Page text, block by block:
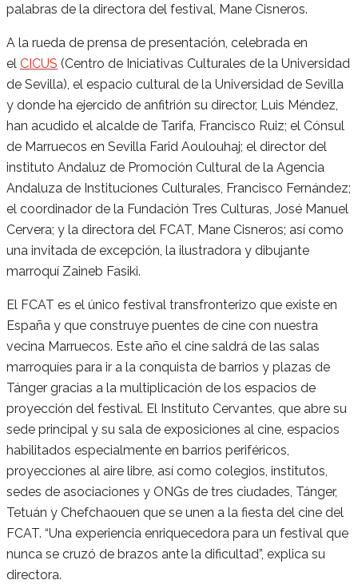
palabras de la directora del festival, Mane Cisneros.
A la rueda de prensa de presentación, celebrada en
el CICUS (Centro de Iniciativas Culturales de la Universidad
de Sevilla), el espacio cultural de la Universidad de Sevilla
y donde ha ejercido de anfitrión su director, Luis Méndez,
han acudido el alcalde de Tarifa, Francisco Ruiz; el Cónsul
de Marruecos en Sevilla Farid Aoulouhaj; el director del
instituto Andaluz de Promoción Cultural de la Agencia
Andaluza de Instituciones Culturales, Francisco Fernández;
el coordinador de la Fundación Tres Culturas, José Manuel
Cervera; y la directora del FCAT, Mane Cisneros; así como
una invitada de excepción, la ilustradora y dibujante
marroquí Zaineb Fasiki.
El FCAT es el único festival transfronterizo que existe en
España y que construye puentes de cine con nuestra
vecina Marruecos. Este año el cine saldrá de las salas
marroquíes para ir a la conquista de barrios y plazas de
Tánger gracias a la multiplicación de los espacios de
proyección del festival. El Instituto Cervantes, que abre su
sede principal y su sala de exposiciones al cine, espacios
habilitados especialmente en barrios periféricos,
proyecciones al aire libre, así como colegios, institutos,
sedes de asociaciones y ONGs de tres ciudades, Tánger,
Tetuán y Chefchaouen que se unen a la fiesta del cine del
FCAT. “Una experiencia enriquecedora para un festival que
nunca se cruzó de brazos ante la dificultad”, explica su
directora.